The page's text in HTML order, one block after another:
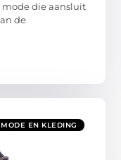
die aansluit
de
MODE EN KLEDING